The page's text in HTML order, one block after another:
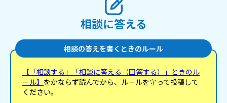
相談に答える
相談の答えを書くときのルール
【「相談する」「相談に答える（回答する）」ときのル
ール】 をかならず読んでから、ルールを守って投稿して
ください。